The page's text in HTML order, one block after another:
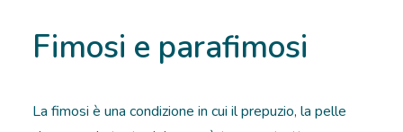
for:
Fimosi e parafimosi
La fimosi è una condizione in cui il prepuzio, la pelle